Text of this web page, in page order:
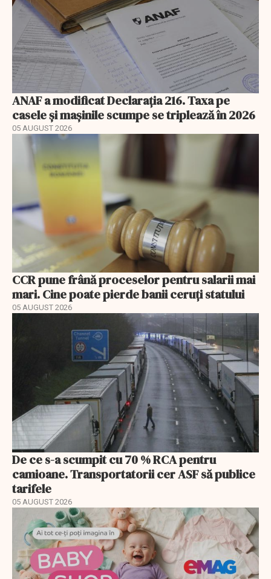
ANAF a modificat Declarația 216. Taxa pe
casele și mașinile scumpe se triplează în 2026
05 AUGUST 2026
CCR pune frână proceselor pentru salarii mai
mari. Cine poate pierde banii ceruți statului
05 AUGUST 2026
De ce s-a scumpit cu 70 % RCA pentru
camioane. Transportatorii cer ASF să publice
tarifele
05 AUGUST 2026